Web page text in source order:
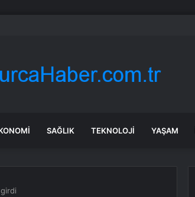
satmayacaklarını söyledi
SAĞLIK TEKNOLOJI YAŞAM